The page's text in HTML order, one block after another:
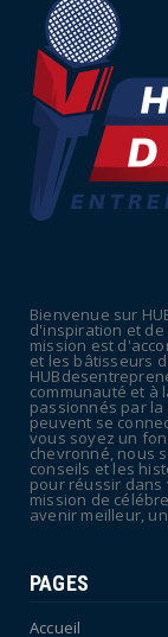
Tabac :
Retraites
Canicule :
Bienvenue sur
d'inspiration et
mission est
et les bâtisseurs
communauté et à
passionnés par
peuvent se
vous soyez un
chevronné, nous
conseils et les
pour réussir dans
mission de
avenir meilleur,
PAGES
Accueil